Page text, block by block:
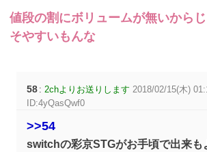
値段の割にボリュームが無いから
そやすいもんな
58 :2chよりお送りします 2018/02/15(木)
ID:4yQasQwf0
>>54
switchの彩京STGがお手頃で出来も